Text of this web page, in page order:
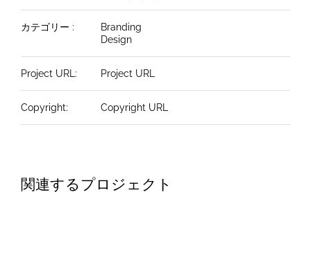
カテゴリー :
Branding
Design
Project URL: Project URL
Copyright: Copyright URL
関連するプロジェクト